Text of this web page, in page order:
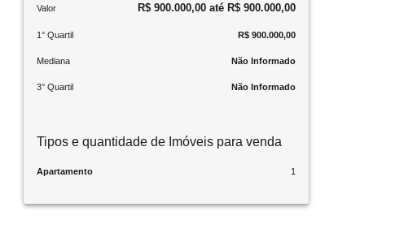
Valor R$ 900.000,00 até R$ 900.000,00
1° Quartil R$ 900.000,00
Mediana Não Informado
3° Quartil Não Informado
Tipos e quantidade de Imóveis para venda
Apartamento 1